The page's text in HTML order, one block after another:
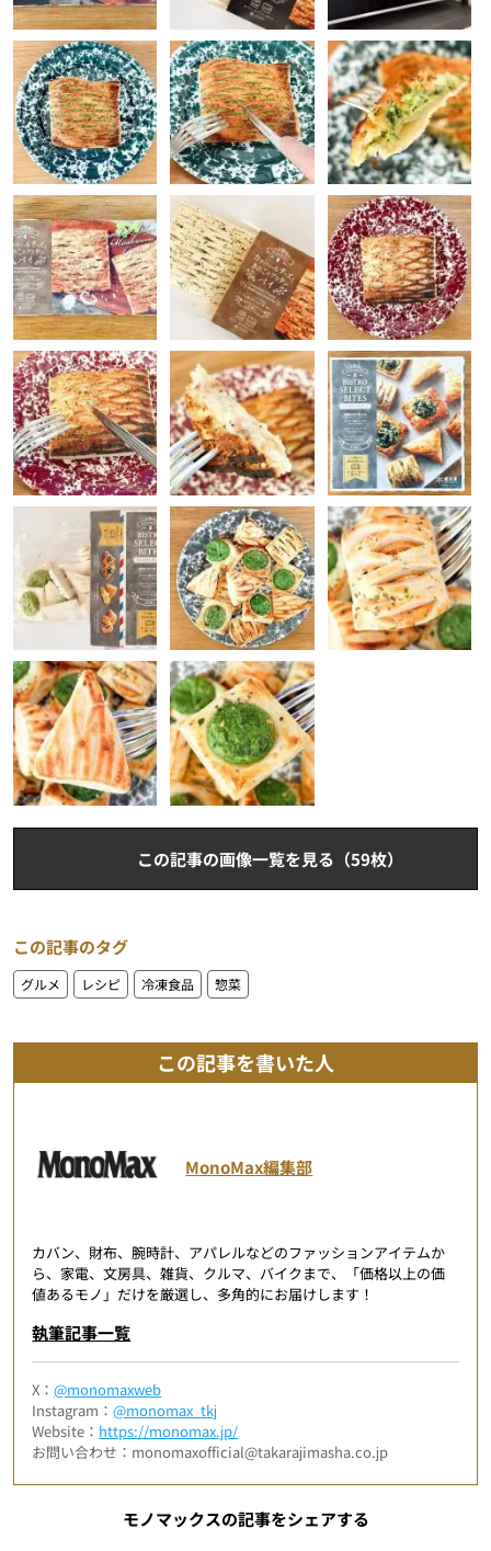
この記事の画像一覧を見る（59枚）
この記事のタグ
グルメ レシピ 冷凍食品 惣菜
この記事を書いた人
MonoMax編集部
カバン、財布、腕時計、アパレルなどのファッションアイテムか
ら、家電、文房具、雑貨、クルマ、バイクまで、「価格以上の価
値あるモノ」だけを厳選し、多角的にお届けします！
執筆記事一覧
X：@monomaxweb
Instagram：@monomax_tkj
Website： https://monomax.jp/
お問い合わせ：monomaxofficial@takarajimasha.co.jp
モノマックスの記事をシェアする